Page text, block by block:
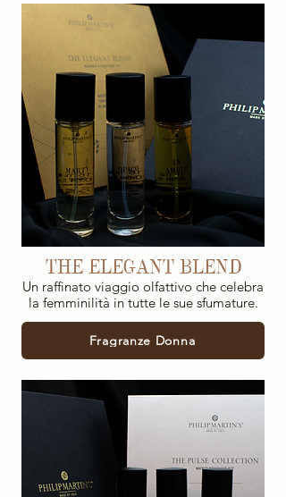
THE ELEGANT BLEND
Un raffinato viaggio olfattivo che celebra
la femminilità in tutte le sue sfumature.
Fragranze Donna